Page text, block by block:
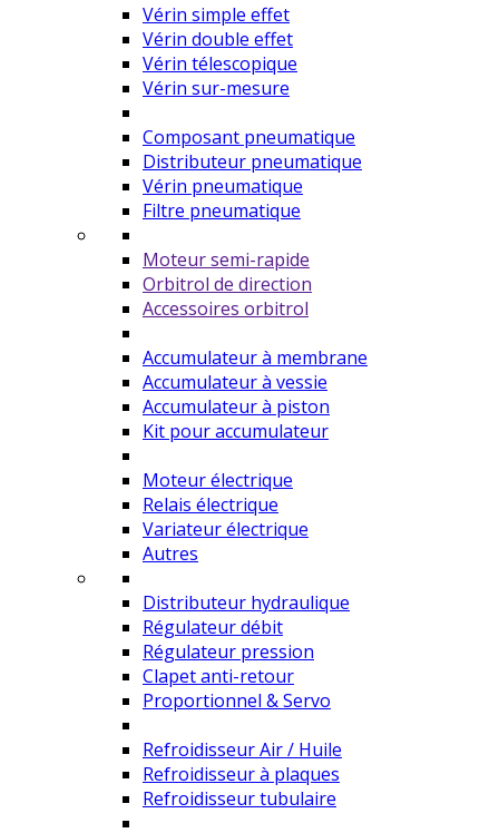
Vérin simple effet
Vérin double effet
Vérin télescopique
Vérin sur-mesure
Composant pneumatique
Distributeur pneumatique
Vérin pneumatique
Filtre pneumatique
Moteur semi-rapide
Orbitrol de direction
Accessoires orbitrol
Accumulateur à membrane
Accumulateur à vessie
Accumulateur à piston
Kit pour accumulateur
Moteur électrique
Relais électrique
Variateur électrique
Autres
Distributeur hydraulique
Régulateur débit
Régulateur pression
Clapet anti-retour
Proportionnel & Servo
Refroidisseur Air / Huile
Refroidisseur à plaques
Refroidisseur tubulaire